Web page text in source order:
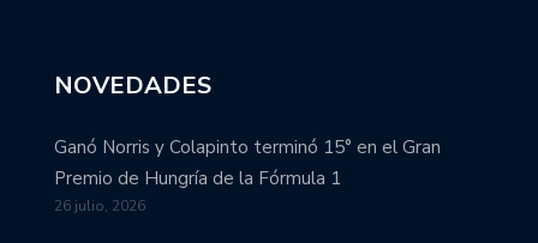
NOVEDADES
Ganó Norris y Colapinto terminó 15° en el Gran
Premio de Hungría de la Fórmula 1
26 julio, 2026